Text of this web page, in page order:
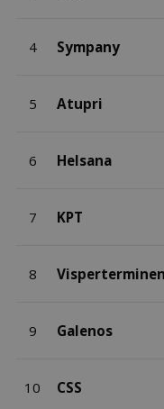
4 Sympany
5 Atupri
6 Helsana
7 KPT
8 Visperterminen
9 Galenos
10 CSS